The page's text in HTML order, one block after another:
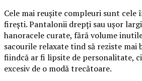
Cele mai reușite compleuri sunt
firești. Pantalonii drepți sau ușor
hanoracele curate, fără volume
sacourile relaxate tind să reziste mai
fiindcă ar fi lipsite de personalitate,
excesiv de o modă trecătoare.